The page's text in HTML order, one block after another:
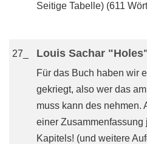
Seitige Tabelle) (611
27_ Louis Sachar
Für das Buch haben wir
gekriegt, also wer das
muss kann des nehmen.
einer Zusammenfassung
Kapitels! (und weitere